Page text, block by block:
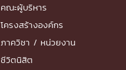
คณะผู้บริหาร
โครงสร้างองค์กร
ภาควิชา / หน่วยงาน
ชีวิตนิสิต